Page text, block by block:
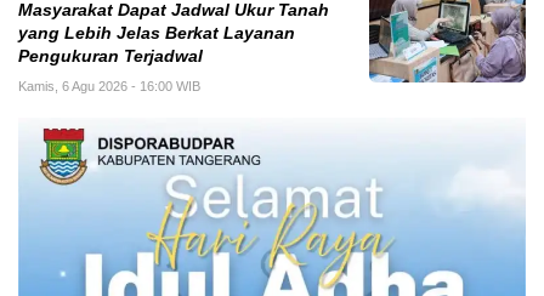
Masyarakat Dapat Jadwal Ukur Tanah
yang Lebih Jelas Berkat Layanan
Pengukuran Terjadwal
Kamis, 6 Agu 2026 - 16:00 WIB